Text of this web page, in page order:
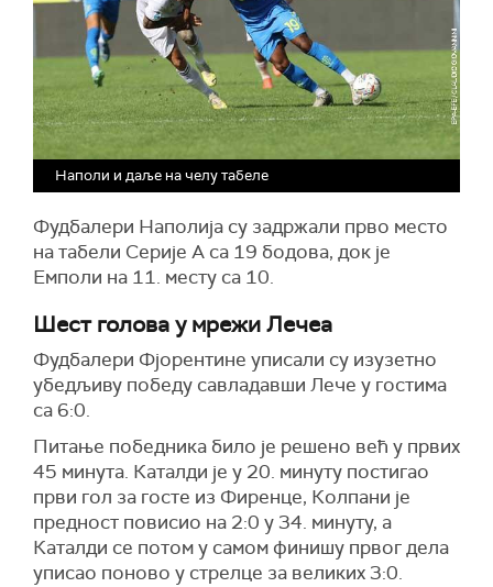
Наполи и даље на челу табеле
Фудбалери Наполија су задржали прво место
на табели Серије А са 19 бодова, док је
Емполи на 11. месту са 10.
Шест голова у мрежи Лечеа
Фудбалери Фјорентине уписали су изузетно
убедљиву победу савладавши Лече у гостима
са 6:0.
Питање победника било је решено већ у првих
45 минута. Каталди је у 20. минуту постигао
први гол за госте из Фиренце, Колпани је
предност повисио на 2:0 у 34. минуту, а
Каталди се потом у самом финишу првог дела
уписао поново у стрелце за великих 3:0.